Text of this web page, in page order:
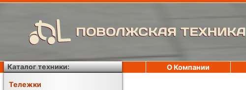
ПОВОЛЖСКАЯ ТЕХНИКА
О Компании
Каталог техники:
Тележки